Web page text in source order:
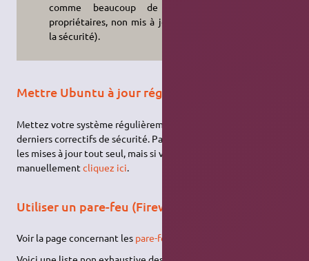
comme beaucoup de choses
propriétaires, non mis à jour pour
la sécurité).
Mettre Ubuntu à jour régulièrement
Mettez votre système régulièrement à jour afin de profiter des
derniers correctifs de sécurité. Par défaut, Ubuntu recherche
les mises à jour tout seul, mais si vous souhaitez vérifier
manuellementcliquez ici.
Utiliser un pare-feu (Firewall)
Voir la page concernant les pare-feu